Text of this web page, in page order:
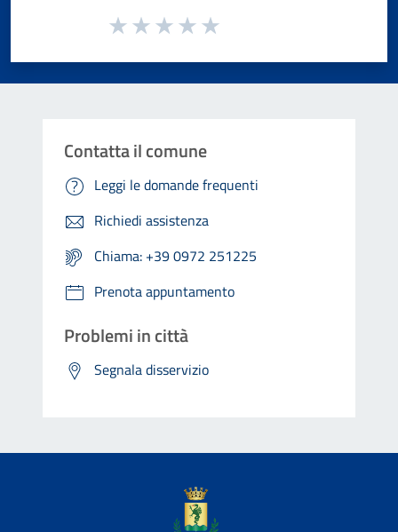
Valuta da 1 a 5 stelle la pagina
Contatta il comune
Leggi le domande frequenti
Richiedi assistenza
Chiama: +39 0972 251225
Prenota appuntamento
Problemi in città
Segnala disservizio